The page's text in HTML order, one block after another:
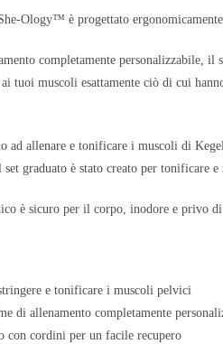
Ology™ è progettato
completamente personalizzabile, il
tuoi muscoli esattamente ciò di cui
allenare e tonificare i muscoli di
graduato è stato creato per tonificare
è sicuro per il corpo, inodore e privo
e tonificare i muscoli pelvici
di allenamento completamente
con cordini per un facile recupero